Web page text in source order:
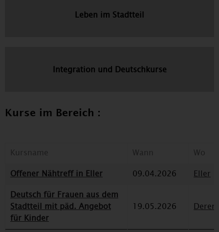
Leben im Stadtteil
Integration und Deutschkurse
Kurse im Bereich :
Kursname Wann
Wo
Offener Nähtreff in Eller
09.04.2026
Eller
Deutsch für Frauen aus dem
Stadtteil mit päd. Angebot
für Kinder
19.05.2026